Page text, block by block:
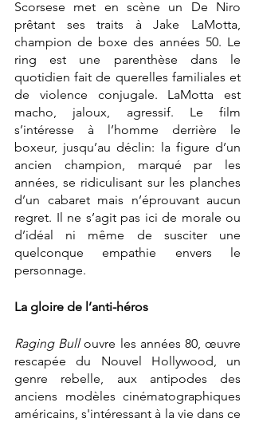
Scorsese met en scène un De Niro
prêtant ses traits à Jake LaMotta,
champion de boxe des années 50. Le
ring est une parenthèse dans le
quotidien fait de querelles familiales et
de violence conjugale. LaMotta est
macho, jaloux, agressif. Le film
s’intéresse à l’homme derrière le
boxeur, jusqu’au déclin: la figure d’un
ancien champion, marqué par les
années, se ridiculisant sur les planches
d’un cabaret mais n’éprouvant aucun
regret. Il ne s’agit pas ici de morale ou
d’idéal ni même de susciter une
quelconque empathie envers le
personnage.
La gloire de l’anti-héros
Raging Bull ouvre les années 80, œuvre
rescapée du Nouvel Hollywood, un
genre rebelle, aux antipodes des
anciens modèles cinématographiques
américains, s'intéressant à la vie dans ce